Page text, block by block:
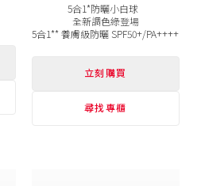
5合1*防曬小白球
全新調色綠登場
5合1** 養膚級防曬 SPF50+/PA++++
立刻購買
尋找專櫃